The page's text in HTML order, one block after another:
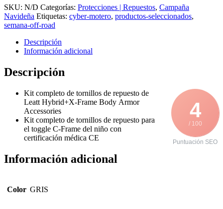
SKU: N/D Categorías: Protecciones | Repuestos, Campaña
Navideña Etiquetas: cyber-motero, productos-seleccionados,
semana-off-road
Descripción
Información adicional
Descripción
4
/ 100
Puntuación SEO
Kit completo de tornillos de repuesto de
Leatt Hybrid+X-Frame Body Armor
Accessories
Kit completo de tornillos de repuesto para
el toggle C-Frame del niño con
certificación médica CE
Información adicional
Color GRIS